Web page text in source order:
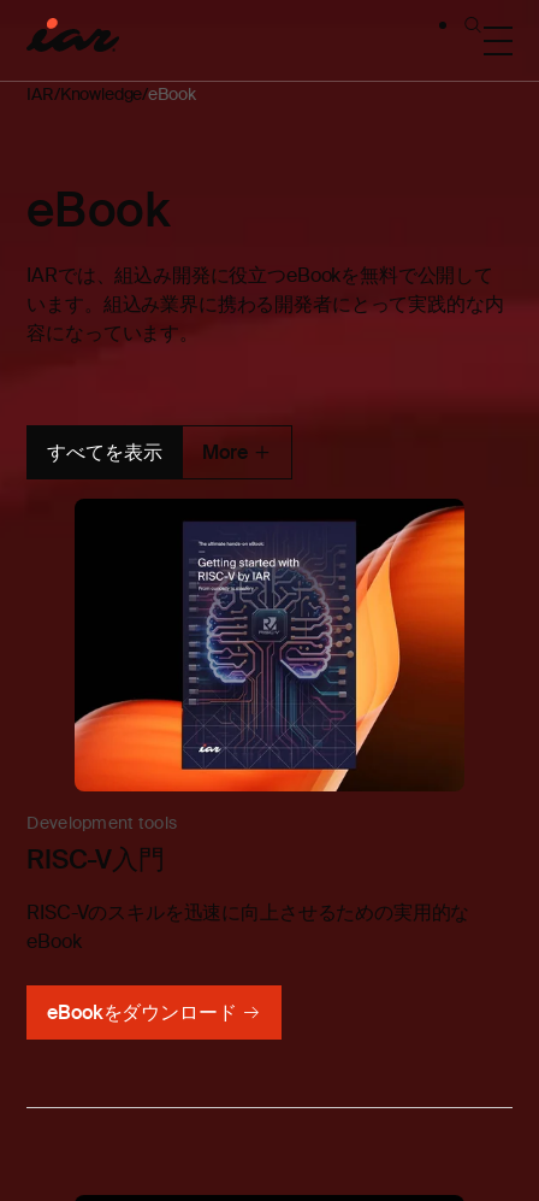
IAR Knowledge eBook
eBook
IARでは、組込み開発に役立つeBookを無料で公開して
います。組込み業界に携わる開発者にとって実践的な内
容になっています。
すべてを表示 More
Development tools
RISC-V入門
RISC-Vのスキルを迅速に向上させるための実用的な
eBook
eBookをダウンロード